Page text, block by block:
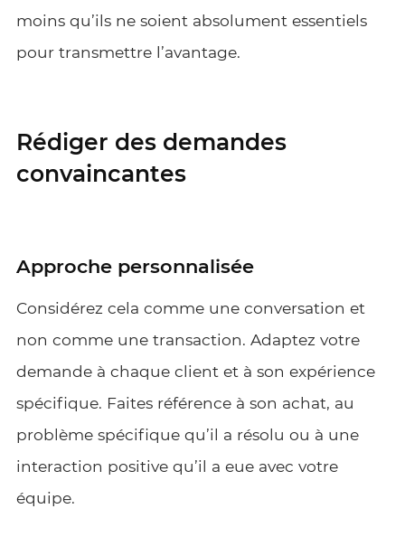
moins qu’ils ne soient absolument essentiels
pour transmettre l’avantage.
Rédiger des demandes
convaincantes
Approche personnalisée
Considérez cela comme une conversation et
non comme une transaction. Adaptez votre
demande à chaque client et à son expérience
spécifique. Faites référence à son achat, au
problème spécifique qu’il a résolu ou à une
interaction positive qu’il a eue avec votre
équipe.